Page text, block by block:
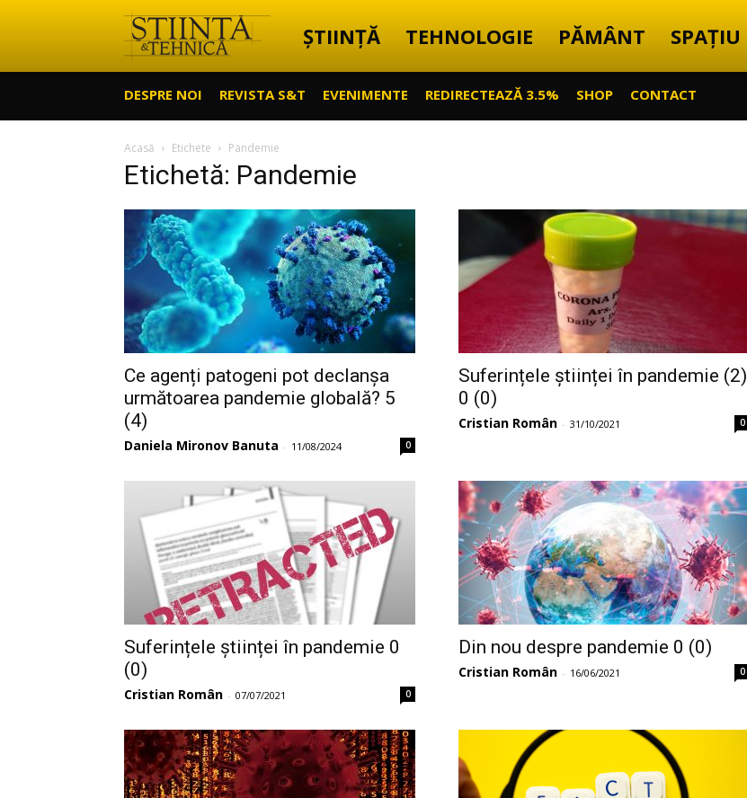
Știință
Tehnică
ȘTIINȚĂ TEHNOLOGIE PĂMÂNT SPAȚIU
DESPRE NOI REVISTA S&T EVENIMENTE REDIRECTEAZĂ 3.5% SHOP CONTACT
Acasă Etichete Pandemie
Etichetă: Pandemie
Ce agenți patogeni pot declanșa
următoarea pandemie globală? 5
(4)
Daniela Mironov Banuta - 11/08/2024 0
Suferințele științei în pandemie (2)
0 (0)
Cristian Român - 31/10/2021 0
Suferințele științei în pandemie 0
(0)
Cristian Român - 07/07/2021 0
Din nou despre pandemie 0 (0)
Cristian Român - 16/06/2021 0